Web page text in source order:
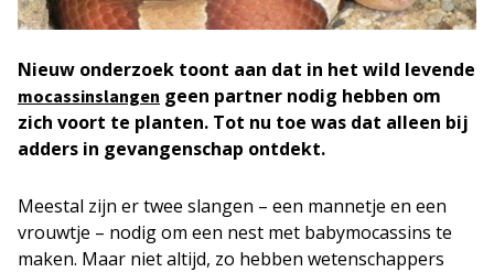
Nieuw onderzoek toont aan dat in het wild levende
mocassinslangen geen partner nodig hebben om
zich voort te planten. Tot nu toe was dat alleen bij
adders in gevangenschap ontdekt.
Meestal zijn er twee slangen – een mannetje en een
vrouwtje – nodig om een nest met babymocassins te
maken. Maar niet altijd, zo hebben wetenschappers